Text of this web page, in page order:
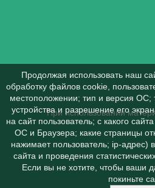
При использовании
Продолжая использовать наш
обработку файлов cookie,
местоположении; тип и версия ОС;
устройства и разрешение его
на сайт пользователь; с какого
ОС и Браузера; какие страницы
нажимает пользователь; ip-адрес)
сайта и проведения
Если вы не хотите, чтобы ваши
покиньте